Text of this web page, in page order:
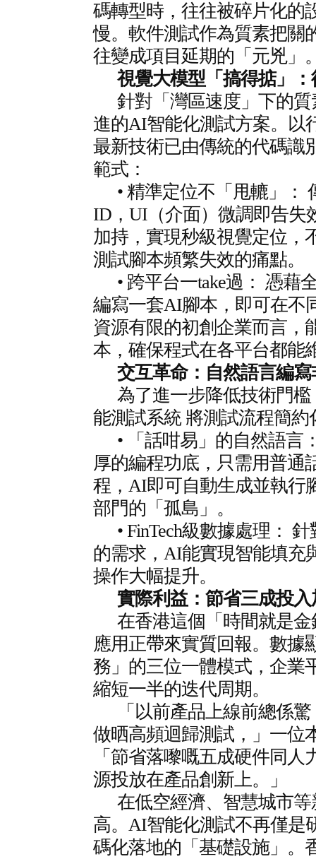
碼轉型時，往往被碎片化的
慢。軟件測試作為質素把關
往變成項目延期的「元兇」
視覺大模型「搞得掂」
針對「灣區速度」下的
進的AI智能化測試方案。以
最新技術已由傳統的代碼識
範式：
• 精準定位不「甩轆」：
ID，UI（介面）微調即告失
加持，實現秒級視覺定位，
測試腳本頻繁失效的痛點。
• 跨平台一take過： 憑藉
編寫一套AI腳本，即可在不
資源有限的初創企業而言，
本，確保程式在各平台都能
交互革命：自然語言編
為了進一步降低技術門檻
能測試系統 將測試流程簡約
• 「話咁易」的自然語言
厚的編程功底，只需用普通
程，AI即可自動生成並執行
部門的「孤島」。
• FinTech級數據處理：
的需求，AI能實現智能填充
操作大幅提升。
實際利益：節省三成投
在香港這個「時間就是
應用正帶來實質回報。數據
務」的三位一體模式，企業
縮短一半的迭代周期。
「以前產品上線前總係
做晒高頻迴歸測試，」一位
「節省落嚟嘅五成硬件同
源投放在產品創新上。」
在低空經濟、智慧城市
高。AI智能化測試不再僅是
碼化落地的「基礎設施」。